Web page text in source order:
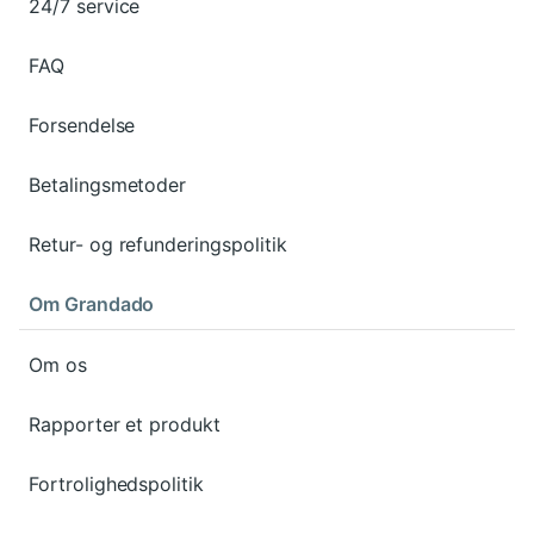
24/7 service
FAQ
Forsendelse
Betalingsmetoder
Retur- og refunderingspolitik
Om Grandado
Om os
Rapporter et produkt
Fortrolighedspolitik